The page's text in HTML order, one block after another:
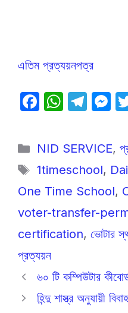
এতিম প্রত্যয়নপত্র
F
c
e
b
o
o
k
W
at
s
A
p
p
T
e
gr
a
m
M
s
s
e
n
g
Categories
NID SERVICE,
Tags
1timeschool,
One Time School,
voter-transfer-
certification, ভোটার
প্রত্যয়ন
৬০ টি কম্পিউটার
হিন্দু শাস্ত্র অনুযায়ী